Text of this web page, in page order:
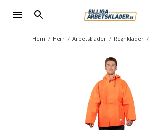
Hem Herr Arbetskläder Regnkläder